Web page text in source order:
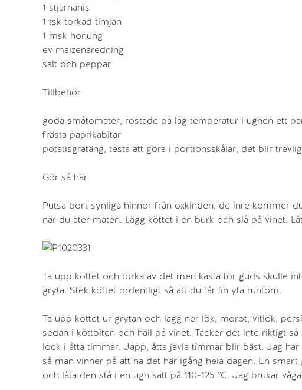
1 stjärnanis
1 tsk torkad timjan
1 msk honung
ev maizenaredning
salt och peppar
Tillbehör
goda småtomater, rostade på låg temperatur i ugnen ett
frästa paprikabitar
potatisgratäng, testa att göra i portionsskålar, det blir
Gör så här
Putsa bort synliga hinnor från oxkinden, de inre kommer
när du äter maten. Lägg köttet i en burk och slå på vinet.
Ta upp köttet och torka av det men kasta för guds skulle
gryta. Stek köttet ordentligt så att du får fin yta runtom.
Ta upp köttet ur grytan och lägg ner lök, morot, vitlök,
sedan i köttbiten och häll på vinet. Täcker det inte riktigt
lock i åtta timmar. Japp, åtta jävla timmar blir bäst. Jag
så man vinner på att ha det här igång hela dagen. En
och låta den stå i en ugn satt på 110-125 °C. Jag brukar